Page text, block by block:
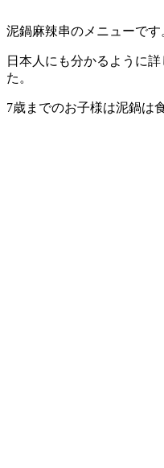
泥鍋麻辣串のメニューです
日本人にも分かるように
た。
7歳までのお子様は泥鍋は